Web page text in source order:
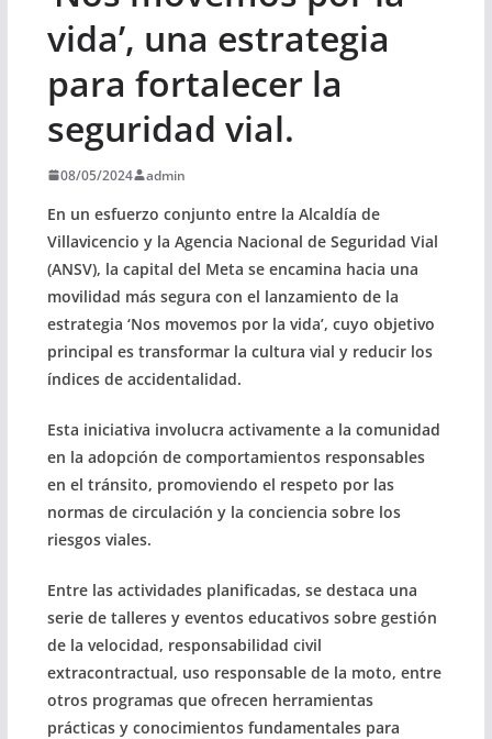
vida’, una estrategia
para fortalecer la
seguridad vial.
08/05/2024 admin
En un esfuerzo conjunto entre la Alcaldía de
Villavicencio y la Agencia Nacional de Seguridad Vial
(ANSV), la capital del Meta se encamina hacia una
movilidad más segura con el lanzamiento de la
estrategia ‘Nos movemos por la vida’, cuyo objetivo
principal es transformar la cultura vial y reducir los
índices de accidentalidad.
Esta iniciativa involucra activamente a la comunidad
en la adopción de comportamientos responsables
en el tránsito, promoviendo el respeto por las
normas de circulación y la conciencia sobre los
riesgos viales.
Entre las actividades planificadas, se destaca una
serie de talleres y eventos educativos sobre gestión
de la velocidad, responsabilidad civil
extracontractual, uso responsable de la moto, entre
otros programas que ofrecen herramientas
prácticas y conocimientos fundamentales para